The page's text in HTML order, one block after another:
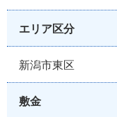
エリア区分
新潟市東区
敷金